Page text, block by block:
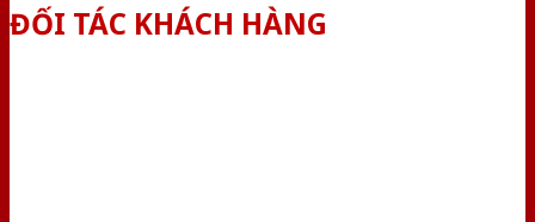
ĐỐI TÁC KHÁCH HÀNG